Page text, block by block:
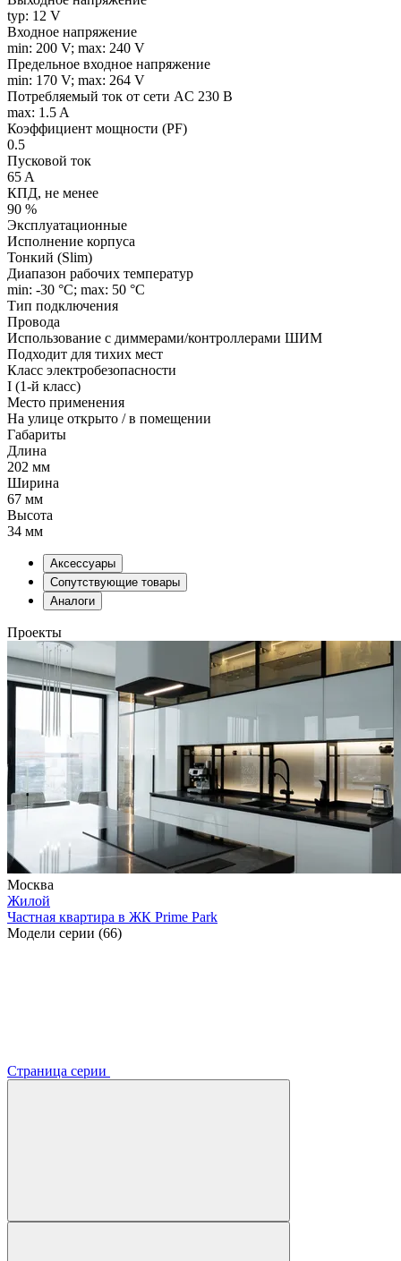
typ: 12 V
Входное напряжение
min: 200 V; max: 240 V
Предельное входное напряжение
min: 170 V; max: 264 V
Потребляемый ток от сети AC 230 В
max: 1.5 A
Коэффициент мощности (PF)
0.5
Пусковой ток
65 A
КПД, не менее
90 %
Эксплуатационные
Исполнение корпуса
Тонкий (Slim)
Диапазон рабочих температур
min: -30 °C; max: 50 °C
Тип подключения
Провода
Использование с диммерами/контроллерами ШИМ
Подходит для тихих мест
Класс электробезопасности
I (1-й класс)
Место применения
На улице открыто / в помещении
Габариты
Длина
202 мм
Ширина
67 мм
Высота
34 мм
Аксессуары
Сопутствующие товары
Аналоги
Проекты
Москва
Жилой
Частная квартира в ЖК Prime Park
Модели серии (66)
Страница серии